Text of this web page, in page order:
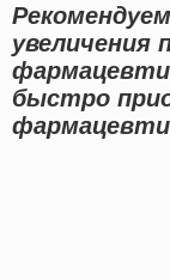
увеличения
быстро